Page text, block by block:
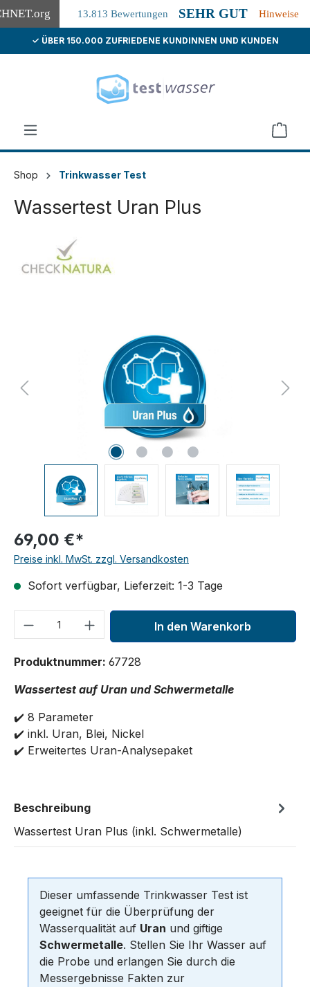
.org 13.813 Bewertungen SEHR GUT Hinweise
springen
✓ ÜBER 150.000 ZUFRIEDENE KUNDINNEN UND KUNDEN
Shop Trinkwasser Test
Wassertest Uran Plus
69,00 €*
Preise inkl. MwSt. zzgl. Versandkosten
Sofort verfügbar, Lieferzeit: 1-3 Tage
Produkt Anzahl: Gib denIn den Warenkorb
Produktnummer: 67728
Wassertest auf Uran und Schwermetalle
✔️ 8 Parameter
✔️ inkl. Uran, Blei, Nickel
✔️ Erweitertes Uran-Analysepaket
Beschreibung
Wassertest Uran Plus (inkl. Schwermetalle)
Dieser umfassende Trinkwasser Test ist
geeignet für die Überprüfung der
Wasserqualität auf Uran und giftige
Schwermetalle. Stellen Sie Ihr Wasser auf
die Probe und erlangen Sie durch die
Messergebnisse Fakten zur